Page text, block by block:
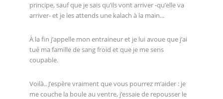
principe, sauf que je sais qu’ils vont arriver -qu’elle va
arriver- et je les attends une kalach à la main...
À la fin j’appelle mon entraineur et je lui avoue que j’ai
tué ma famille de sang froid et que je me sens
coupable.
Voilà.. J’espère vraiment que vous pourrez m’aider : je
me couche la boule au ventre, j’essaie de repousser le